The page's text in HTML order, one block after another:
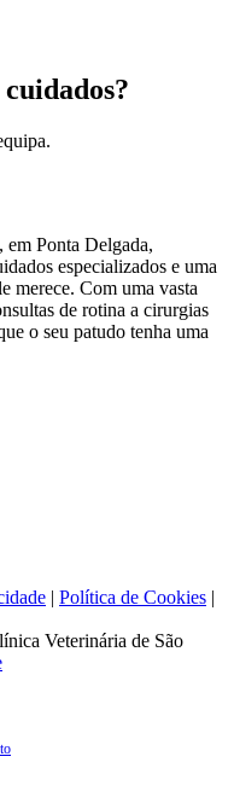
Ponta Delgada,
especializados e uma
merece. Com uma vasta
de rotina a cirurgias
o seu patudo tenha uma
| Política de Cookies |
Veterinária de São